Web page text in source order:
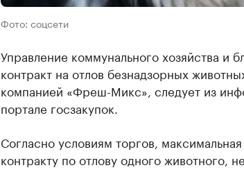
Фото: соцсети
Управление коммунального хозяйства и
контракт на отлов безнадзорных
компанией «Фреш-Микс», следует из
портале госзакупок.
Согласно условиям торгов,
контракту по отлову одного животного,